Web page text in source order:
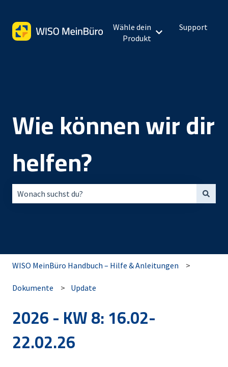
Wähle dein
Produkt
Untermenü für
Support
Wie können wir dir
helfen?
WISO MeinBüro Handbuch – Hilfe & Anleitungen
Dokumente Update
2026 - KW 8: 16.02-
22.02.26